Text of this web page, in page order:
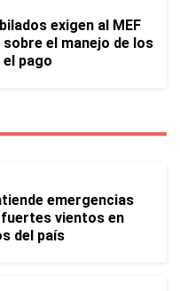
exigen al MEF
el manejo de los
pago
emergencias
vientos en
del país